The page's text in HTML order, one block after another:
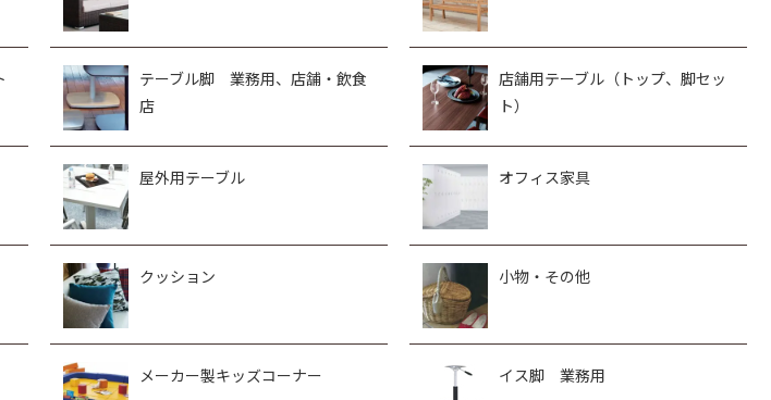
テーブル脚 業務用、店舗・飲食
店
店舗用テーブル（トップ、脚セッ
ト）
屋外用テーブル オフィス家具
クッション 小物・その他
メーカー製キッズコーナー イス脚 業務用